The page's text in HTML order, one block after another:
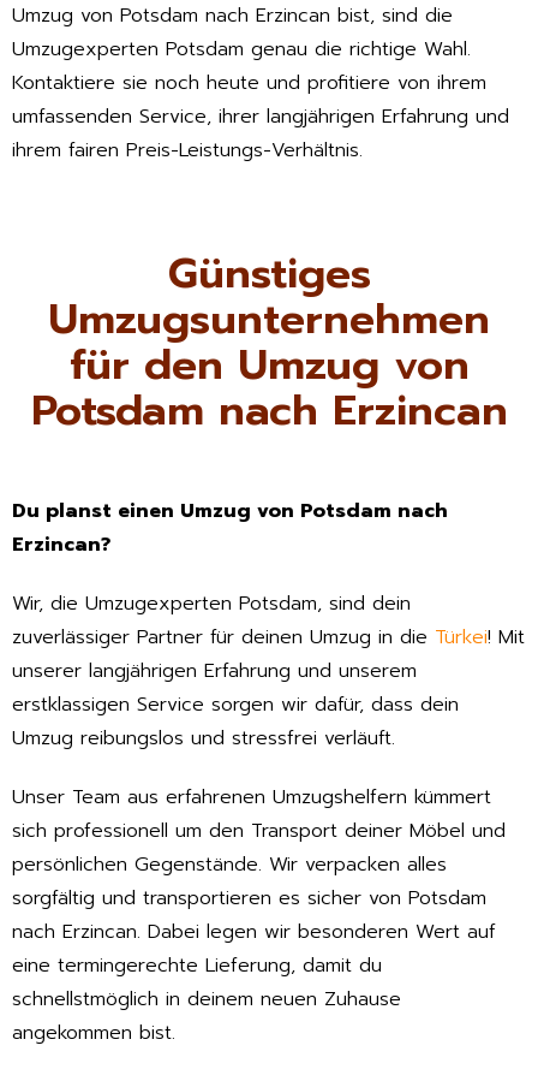
Umzug von Potsdam nach Erzincan bist, sind die
Umzugexperten Potsdam genau die richtige Wahl.
Kontaktiere sie noch heute und profitiere von ihrem
umfassenden Service, ihrer langjährigen Erfahrung und
ihrem fairen Preis-Leistungs-Verhältnis.
Günstiges
Umzugsunternehmen
für den Umzug von
Potsdam nach Erzincan
Du planst einen Umzug von Potsdam nach
Erzincan?
Wir, die Umzugexperten Potsdam, sind dein
zuverlässiger Partner für deinen Umzug in die Türkei! Mit
unserer langjährigen Erfahrung und unserem
erstklassigen Service sorgen wir dafür, dass dein
Umzug reibungslos und stressfrei verläuft.
Unser Team aus erfahrenen Umzugshelfern kümmert
sich professionell um den Transport deiner Möbel und
persönlichen Gegenstände. Wir verpacken alles
sorgfältig und transportieren es sicher von Potsdam
nach Erzincan. Dabei legen wir besonderen Wert auf
eine termingerechte Lieferung, damit du
schnellstmöglich in deinem neuen Zuhause
angekommen bist.